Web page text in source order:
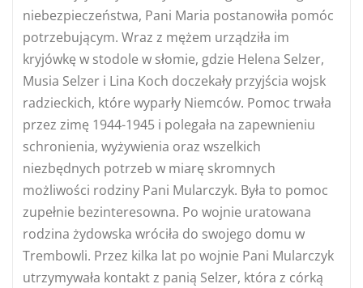
niebezpieczeństwa, Pani Maria postanowiła pomóc
potrzebującym. Wraz z mężem urządziła im
kryjówkę w stodole w słomie, gdzie Helena Selzer,
Musia Selzer i Lina Koch doczekały przyjścia wojsk
radzieckich, które wyparły Niemców. Pomoc trwała
przez zimę 1944-1945 i polegała na zapewnieniu
schronienia, wyżywienia oraz wszelkich
niezbędnych potrzeb w miarę skromnych
możliwości rodziny Pani Mularczyk. Była to pomoc
zupełnie bezinteresowna. Po wojnie uratowana
rodzina żydowska wróciła do swojego domu w
Trembowli. Przez kilka lat po wojnie Pani Mularczyk
utrzymywała kontakt z panią Selzer, która z córką